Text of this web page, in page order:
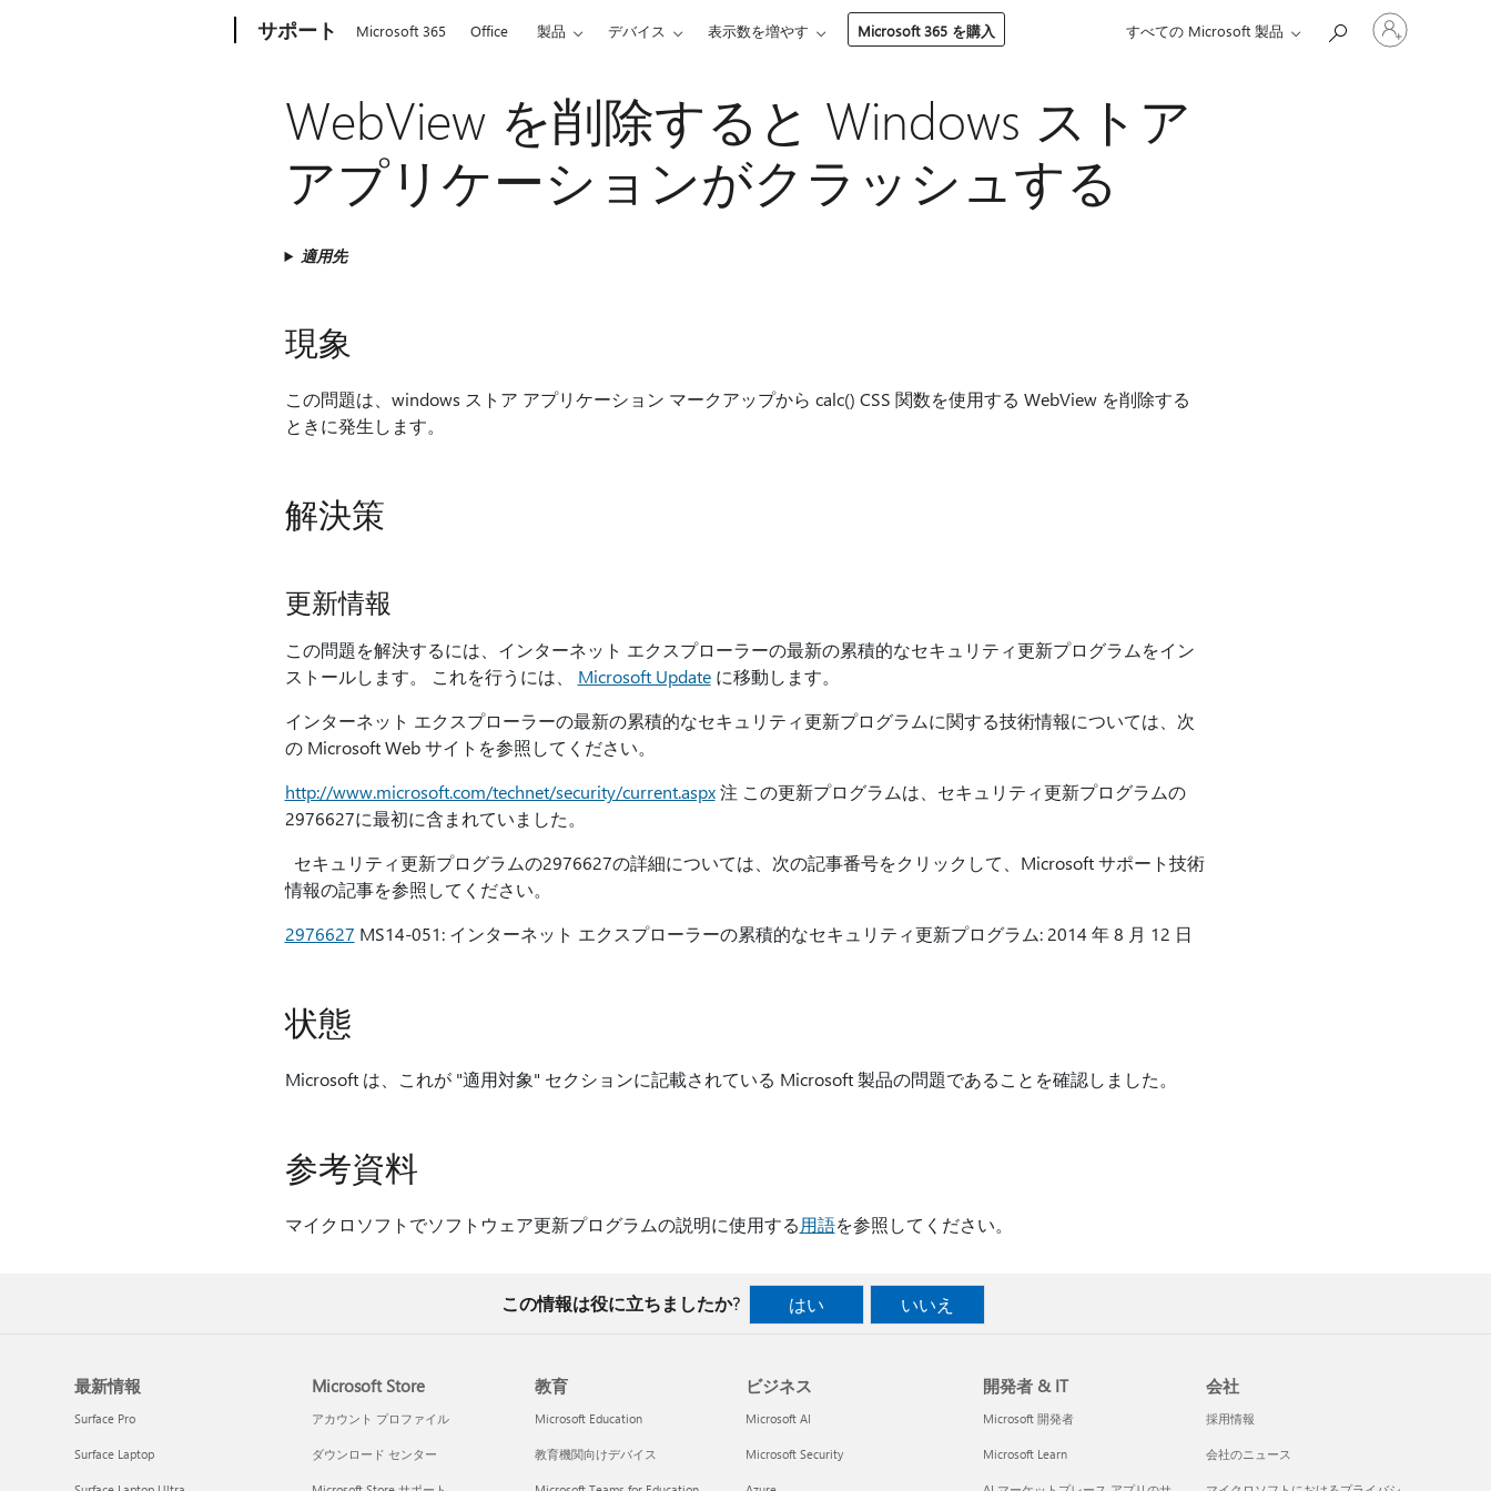
サポート Microsoft 365 Office 製品 デバイス 表示数を増やす Microsoft 365 を購入 すべての Microsoft 製品
カ
WebView を削除すると Windows ストア
アプリケーションがクラッシュする
適用先
現象
この問題は、windows ストア アプリケーション マークアップから calc() CSS 関数を使用する WebView を削除する
ときに発生します。
解決策
更新情報
この問題を解決するには、インターネット エクスプローラーの最新の累積的なセキュリティ更新プログラムをイン
ストールします。 これを行うには、 Microsoft Updateに移動します。
インターネット エクスプローラーの最新の累積的なセキュリティ更新プログラムに関する技術情報については、次
の Microsoft Web サイトを参照してください。
http://www.microsoft.com/technet/security/current.aspx注 この更新プログラムは、セキュリティ更新プログラムの
2976627に最初に含まれていました。
セキュリティ更新プログラムの2976627の詳細については、次の記事番号をクリックして、Microsoft サポート技術
情報の記事を参照してください。
2976627 MS14-051: インターネット エクスプローラーの累積的なセキュリティ更新プログラム: 2014 年 8 月 12 日
状態
Microsoft は、これが "適用対象" セクションに記載されている Microsoft 製品の問題であることを確認しました。
参考資料
マイクロソフトでソフトウェア更新プログラムの説明に使用する用語を参照してください。
この情報は役に立ちましたか? はい いいえ
最新情報
Surface Pro
Surface Laptop
Microsoft Store
アカウント プロファイル
ダウンロード センター
教育
Microsoft Education
教育機関向けデバイス
ビジネス
Microsoft AI
Microsoft Security
開発者 & IT
Microsoft 開発者
Microsoft Learn
会社
採用情報
会社のニュース